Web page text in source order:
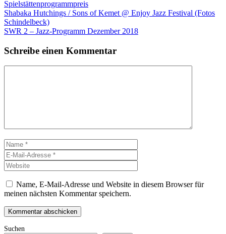
Spielstättenprogrammpreis
Shabaka Hutchings / Sons of Kemet @ Enjoy Jazz Festival (Fotos
Schindelbeck)
SWR 2 – Jazz-Programm Dezember 2018
Schreibe einen Kommentar
Name
Mail-
Adresse
Name, E-Mail-Adresse und Website in diesem Browser für
meinen nächsten Kommentar speichern.
Suchen